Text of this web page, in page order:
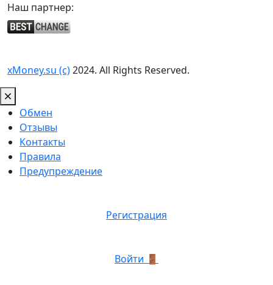
Наш партнер:
xMoney.su (c)2024. All Rights Reserved.
Обмен
Отзывы
Контакты
Правила
Предупреждение
Регистрация
Войти 🚪